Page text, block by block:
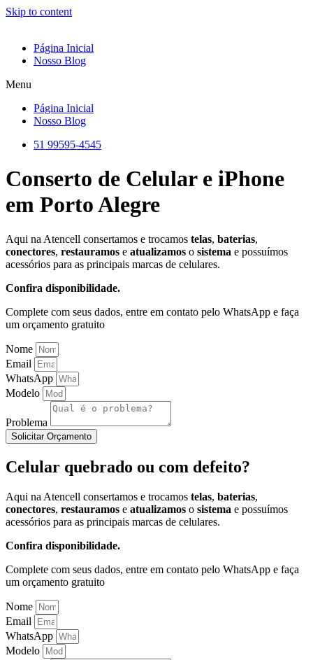
Skip to content
Página Inicial
Nosso Blog
Menu
Página Inicial
Nosso Blog
51 99595-4545
Conserto de Celular e iPhone
em Porto Alegre
Aqui na Atencell consertamos e trocamos telas, baterias,
conectores, restauramos e atualizamos o sistema e possuímos
acessórios para as principais marcas de celulares.
Confira disponibilidade.
Complete com seus dados, entre em contato pelo WhatsApp e faça
um orçamento gratuito
Nome
Email
WhatsApp
Modelo
Problema
Solicitar Orçamento
Celular quebrado ou com defeito?
Aqui na Atencell consertamos e trocamos telas, baterias,
conectores, restauramos e atualizamos o sistema e possuímos
acessórios para as principais marcas de celulares.
Confira disponibilidade.
Complete com seus dados, entre em contato pelo WhatsApp e faça
um orçamento gratuito
Nome
Email
WhatsApp
Modelo